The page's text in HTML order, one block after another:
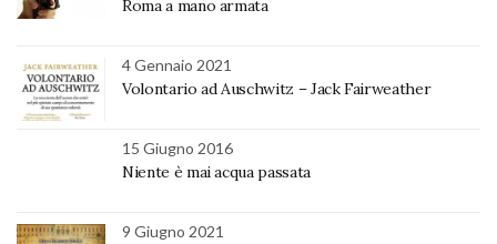
Roma a mano armata
4 Gennaio 2021
Volontario ad Auschwitz – Jack Fairweather
15 Giugno 2016
Niente è mai acqua passata
9 Giugno 2021